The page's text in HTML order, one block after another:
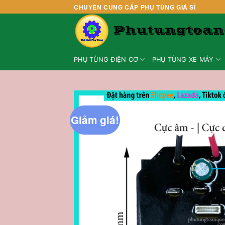
CHUYÊN CUNG CẤP PHỤ TÙNG GIÁ SỈ
PHỤ TÙNG ĐIỆN CƠ PHỤ TÙNG XE MÁY
Giảm giá!